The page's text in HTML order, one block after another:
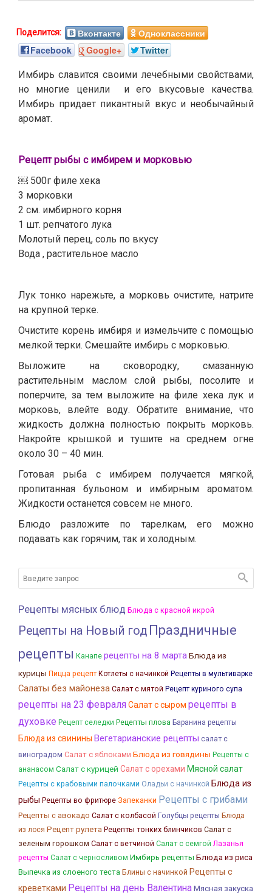
Вконтакте
Одноклассники
Facebook
Google+ Twitter
Имбирь славится своими лечебными свойствами,
но многие ценили и его вкусовые качества.
Имбирь придает пикантный вкус и необычайный
аромат.
Рецепт рыбы с имбирем и морковью
￼ 500г филе хека
3 морковки
2 см. имбирного корня
1 шт. репчатого лука
Молотый перец, соль по вкусу
Вода , растительное масло
Лук тонко нарежьте, а морковь очистите, натрите
на крупной терке.
Очистите корень имбиря и измельчите с помощью
мелкой терки. Смешайте имбирь с морковью.
Выложите на сковородку, смазанную
растительным маслом слой рыбы, посолите и
поперчите, за тем выложите на филе хека лук и
морковь, влейте воду. Обратите внимание, что
жидкость должна полностью покрыть морковь.
Накройте крышкой и тушите на среднем огне
около 30 – 40 мин.
Готовая рыба с имбирем получается мягкой,
пропитанная бульоном и имбирным ароматом.
Жидкости останется совсем не много.
Блюдо разложите по тарелкам, его можно
подавать как горячим, так и холодным.
Рецепты мясных блюд Блюда с красной икрой
Рецепты на Новый год Праздничные
рецепты Канапе рецепты на 8 мартаБлюда из
курицы Пицца рецепт Котлеты с начинкой Рецепты в мультиварке
Салаты без майонеза Салат с мятой Рецепт куриного супа
рецепты на 23 февраляСалат с сыром рецепты в
духовке Рецепт селедки Рецепты плова Баранина рецепты
Блюда из свинины Вегетарианские рецепты салат с
виноградом Салат с яблоками Блюда из говядины Рецепты с
ананасом Салат с курицей Салат с орехами Мясной салат
Рецепты с крабовыми палочками Оладьи с начинкой Блюда из
рыбы Рецепты во фритюре Запеканки Рецепты с грибами
Рецепты с авокадо Салат с колбасой Голубцы рецепты Блюда
из лося Рецепт рулета Рецепты тонких блинчиков Салат с
зеленым горошком Салат с ветчиной Салат с семгой Лазанья
рецепты Салат с черносливом Имбирь рецепты Блюда из риса
Выпечка из слоеного теста Блины с начинкой Рецепты с
креветками Рецепты на день ВалентинаМясная закуска